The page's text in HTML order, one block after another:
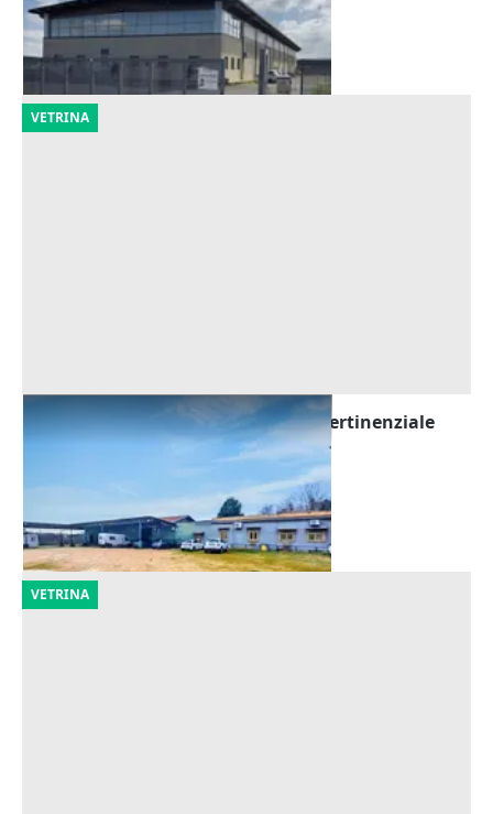
Laterza (Taranto)
12/10/2026
VETRINA
Asta Capannone con uffici e area pertinenziale
(Roma)
22/10/2026
VETRINA